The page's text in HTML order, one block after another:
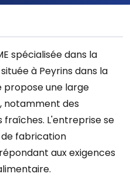
spécialisée dans la
à Peyrins dans la
propose une large
notamment des
L'entreprise se
fabrication
aux exigences